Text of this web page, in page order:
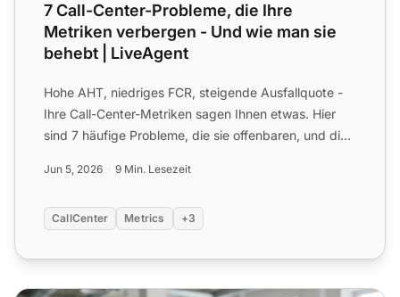
7 Call-Center-Probleme, die Ihre
Metriken verbergen - Und wie man sie
behebt | LiveAgent
Hohe AHT, niedriges FCR, steigende Ausfallquote -
Ihre Call-Center-Metriken sagen Ihnen etwas. Hier
sind 7 häufige Probleme, die sie offenbaren, und die
Jun 5, 2026 9 Min. Lesezeit
CallCenter Metrics +3